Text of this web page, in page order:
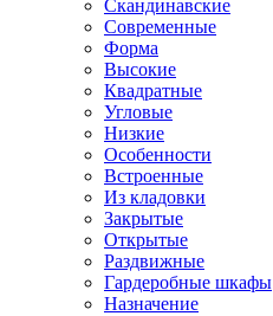
Скандинавские
Современные
Форма
Высокие
Квадратные
Угловые
Низкие
Особенности
Встроенные
Из кладовки
Закрытые
Открытые
Раздвижные
Гардеробные шкафы
Назначение